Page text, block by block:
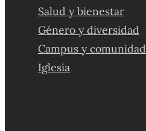
Salud y bienestar
Género y diversidad
Campus y comunidad
Iglesia